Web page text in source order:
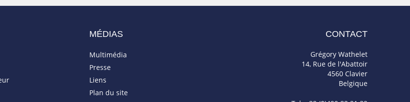
MÉDIAS
Multimédia
Presse
Liens
Plan du site
CONTACT
Grégory Wathelet
14, Rue de l'Abattoir
4560 Clavier
Belgique